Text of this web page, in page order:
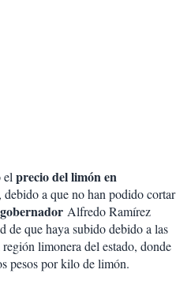
elprecio del limón en
debido a que no han podido cortar
gobernador Alfredo Ramírez
de que haya subido debido a las
limonera del estado, donde
pesos por kilo de limón.